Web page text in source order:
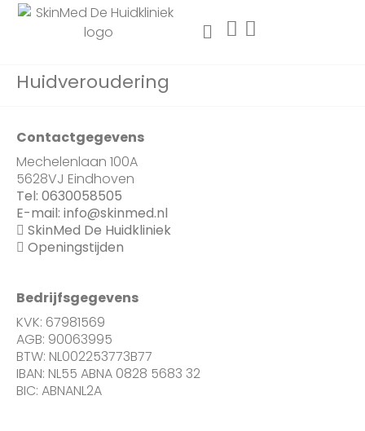
Huidveroudering
Contactgegevens
Mechelenlaan 100A
5628VJ Eindhoven
Tel: 0630058505
E-mail: info@skinmed.nl
SkinMed De Huidkliniek
Openingstijden
Bedrijfsgegevens
KVK: 67981569
AGB: 90063995
BTW: NL002253773B77
IBAN: NL55 ABNA 0828 5683 32
BIC: ABNANL2A